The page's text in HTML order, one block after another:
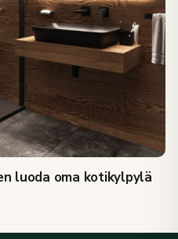
luoda oma kotikylpylä